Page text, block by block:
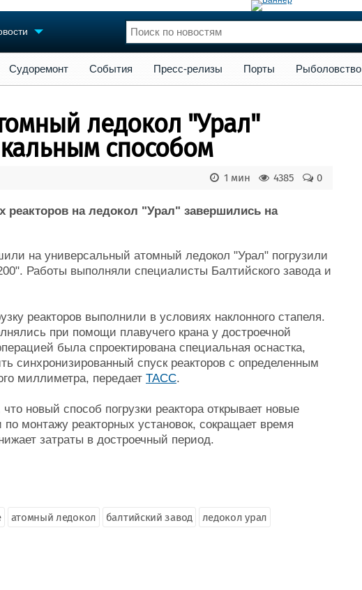
Конференции
Личности
Флот
Форум
Судоремонт События Пресс-релизы Порты Рыболовство
ледокол "Урал"
способом
0
4385
1 мин
реакторов на ледокол "Урал" завершились на
на универсальный атомный ледокол "Урал" погрузили
Работы выполняли специалисты Балтийского завода и
реакторов выполнили в условиях наклонного стапеля.
при помощи плавучего крана у достроечной
была спроектирована специальная оснастка,
синхронизированный спуск реакторов с определенным
миллиметра, передает ТАСС.
новый способ погрузки реактора открывает новые
по монтажу реакторных установок, сокращает время
затраты в достроечный период.
атомный ледокол балтийский завод
ледокол урал